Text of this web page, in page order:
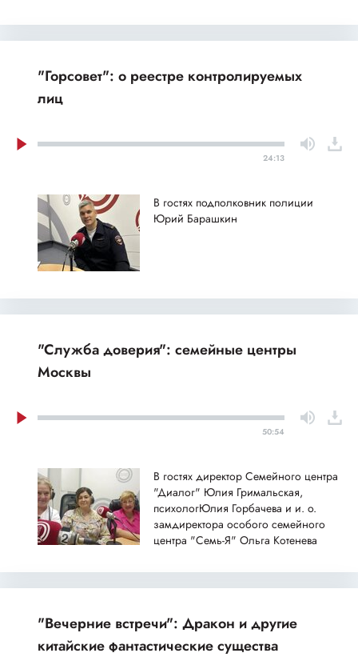
"Горсовет": о реестре контролируемых
лиц
24:13
В гостях подполковник полиции
Юрий Барашкин
"Служба доверия": семейные центры
Москвы
50:54
В гостях директор Семейного центра
"Диалог" Юлия Гримальская,
психологЮлия Горбачева и и. о.
замдиректора особого семейного
центра "Семь-Я" Ольга Котенева
"Вечерние встречи": Дракон и другие
китайские фантастические существа